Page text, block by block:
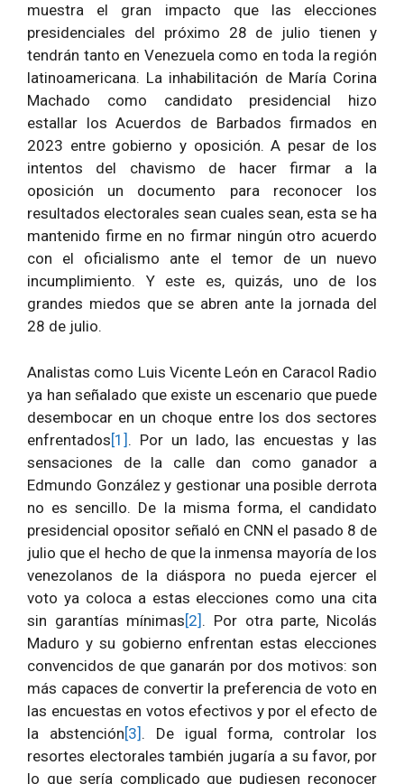
muestra el gran impacto que las elecciones
presidenciales del próximo 28 de julio tienen y
tendrán tanto en Venezuela como en toda la región
latinoamericana. La inhabilitación de María Corina
Machado como candidato presidencial hizo
estallar los Acuerdos de Barbados firmados en
2023 entre gobierno y oposición. A pesar de los
intentos del chavismo de hacer firmar a la
oposición un documento para reconocer los
resultados electorales sean cuales sean, esta se ha
mantenido firme en no firmar ningún otro acuerdo
con el oficialismo ante el temor de un nuevo
incumplimiento. Y este es, quizás, uno de los
grandes miedos que se abren ante la jornada del
28 de julio.
Analistas como Luis Vicente León en Caracol Radio
ya han señalado que existe un escenario que puede
desembocar en un choque entre los dos sectores
enfrentados[1] . Por un lado, las encuestas y las
sensaciones de la calle dan como ganador a
Edmundo González y gestionar una posible derrota
no es sencillo. De la misma forma, el candidato
presidencial opositor señaló en CNN el pasado 8 de
julio que el hecho de que la inmensa mayoría de los
venezolanos de la diáspora no pueda ejercer el
voto ya coloca a estas elecciones como una cita
sin garantías mínimas[2] . Por otra parte, Nicolás
Maduro y su gobierno enfrentan estas elecciones
convencidos de que ganarán por dos motivos: son
más capaces de convertir la preferencia de voto en
las encuestas en votos efectivos y por el efecto de
la abstención[3] . De igual forma, controlar los
resortes electorales también jugaría a su favor, por
lo que sería complicado que pudiesen reconocer